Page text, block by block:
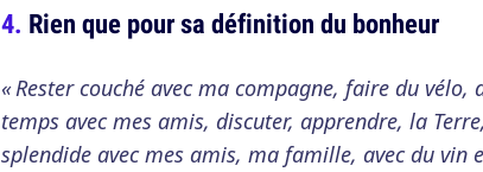
Rien que pour sa définition du bonheur
« Rester couché avec ma compagne, faire du vélo,
temps avec mes amis, discuter, apprendre, la
splendide avec mes amis, ma famille, avec du vin